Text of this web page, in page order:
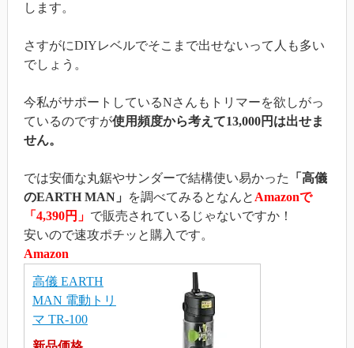
します。
さすがにDIYレベルでそこまで出せないって人も多い
でしょう。
今私がサポートしているNさんもトリマーを欲しがっ
ているのですが使用頻度から考えて13,000円は出せま
せん。
では安価な丸鋸やサンダーで結構使い易かった
「高儀
のEARTH MAN」
を調べてみるとなんと Amazonで
「4,390円」 で販売されているじゃないですか！
安いので速攻ポチッと購入です。
Amazon
高儀 EARTH
MAN 電動トリ
マ TR-100